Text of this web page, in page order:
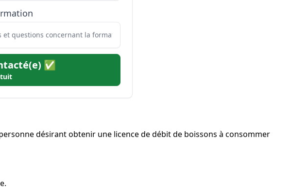
✅
désirant obtenir une licence de débit de boissons à consommer